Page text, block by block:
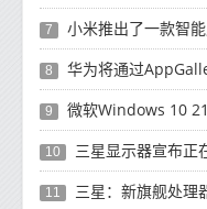
7 小米推出了一款智
8 华为将通过
9 微软Windows 10
10 三星显示器宣布正
11 三星：新旗舰处理